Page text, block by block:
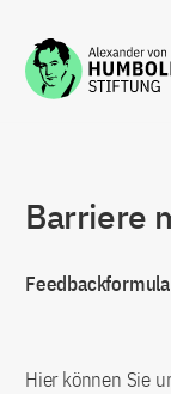
Zum Inhalt
Barriere
Hier können Sie